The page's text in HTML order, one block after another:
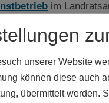
im
unserer Website
können diese auch
übermittelt werden.